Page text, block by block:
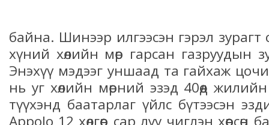
байна. Шинээр илгээсэн гэрэл
хүний хөлийн мөр гарсан газруудын
Энэхүү мэдээг уншаад та гайхаж
нь уг хөлийн мөрний эзэд 40өөд жилийн
түүхэнд баатарлаг үйлс бүтээсэн
Appolo 12 хөлгөөр сар луу чиглэн